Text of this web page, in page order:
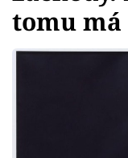
Showbyznys
Youtubeři
tomu